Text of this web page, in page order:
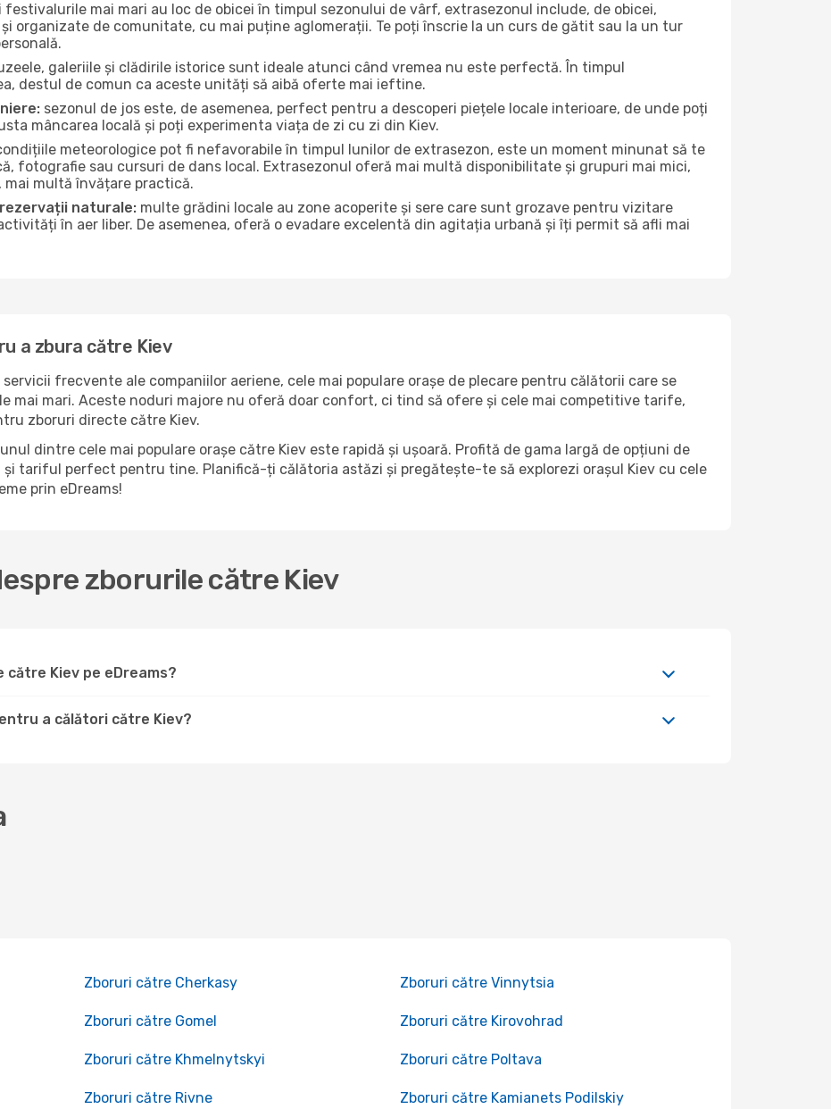
festivalurile mai mari au loc de obicei în timpul sezonului de vârf, extrasezonul include, de obicei,
organizate de comunitate, cu mai puține aglomerații. Te poți înscrie la un curs de gătit sau la un tur
galeriile și clădirile istorice sunt ideale atunci când vremea nu este perfectă. În timpul
destul de comun ca aceste unități să aibă oferte mai ieftine.
sezonul de jos este, de asemenea, perfect pentru a descoperi piețele locale interioare, de unde poți
mâncarea locală și poți experimenta viața de zi cu zi din Kiev.
meteorologice pot fi nefavorabile în timpul lunilor de extrasezon, este un moment minunat să te
fotografie sau cursuri de dans local. Extrasezonul oferă mai multă disponibilitate și grupuri mai mici,
mai multă învățare practică.
naturale: multe grădini locale au zone acoperite și sere care sunt grozave pentru vizitare
în aer liber. De asemenea, oferă o evadare excelentă din agitația urbană și îți permit să afli mai
a zbura către Kiev
frecvente ale companiilor aeriene, cele mai populare orașe de plecare pentru călătorii care se
mai mari. Aceste noduri majore nu oferă doar confort, ci tind să ofere și cele mai competitive tarife,
zboruri directe către Kiev.
dintre cele mai populare orașe către Kiev este rapidă și ușoară. Profită de gama largă de opțiuni de
și tariful perfect pentru tine. Planifică-ți călătoria astăzi și pregătește-te să explorezi orașul Kiev cu cele
prin eDreams!
zborurile către Kiev
Kiev pe eDreams?
a călători către Kiev?
Zboruri către Cherkasy Zboruri către Vinnytsia
Zboruri către Gomel Zboruri către Kirovohrad
Zboruri către Khmelnytskyi Zboruri către Poltava
Zboruri către Rivne Zboruri către Kamianets Podilskiy